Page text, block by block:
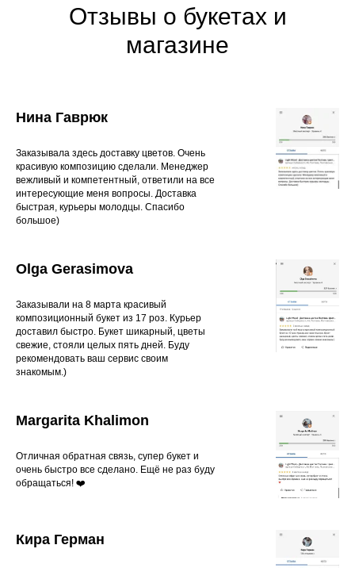
Отзывы о букетах и
магазине
Нина Гаврюк
Заказывала здесь доставку цветов. Очень
красивую композицию сделали. Менеджер
вежливый и компетентный, ответили на все
интересующие меня вопросы. Доставка
быстрая, курьеры молодцы. Спасибо
большое)
Olga Gerasimova
Заказывали на 8 марта красивый
композиционный букет из 17 роз. Курьер
доставил быстро. Букет шикарный, цветы
свежие, стояли целых пять дней. Буду
рекомендовать ваш сервис своим
знакомым.)
Margarita Khalimon
Отличная обратная связь, супер букет и
очень быстро все сделано. Ещё не раз буду
обращаться! ❤️
Кира Герман